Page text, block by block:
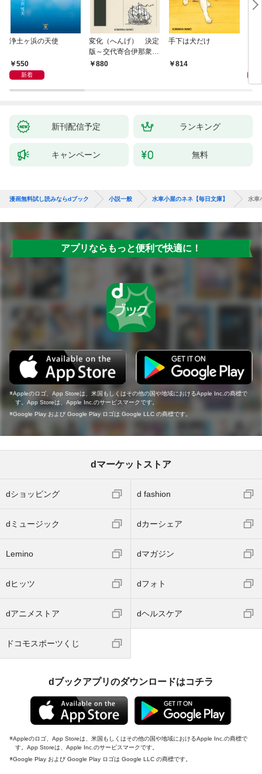
浄土ヶ浜の天使
550
新着
変化（へんげ） 決定
版～交代寄合伊那衆異
聞（1）～
880
手下は犬だけ
814
新刊配信予定 ランキング
キャンペーン 無料
漫画無料試し読みならdブック 小説一般 水車小屋のネネ【毎日文庫】 水車
アプリならもっと便利で快適に！
Appleのロゴ、App Storeは、米国もしくはその他の国や地域におけるApple Inc.の商標で
す。App Storeは、Apple Inc.のサービスマークです。
Google Play および Google Play ロゴは Google LLC の商標です。
dマーケットストア
dショッピング d fashion
dミュージック dカーシェア
Lemino dマガジン
dヒッツ dフォト
dアニメストア dヘルスケア
ドコモスポーツくじ
dブックアプリのダウンロードはコチラ
Appleのロゴ、App Storeは、米国もしくはその他の国や地域におけるApple Inc.の商標で
す。App Storeは、Apple Inc.のサービスマークです。
Google Play および Google Play ロゴは Google LLC の商標です。